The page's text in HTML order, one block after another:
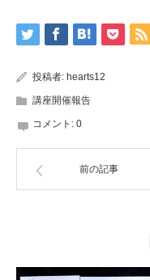
投稿者: hearts12
講座開催報告
コメント: 0
前の記事